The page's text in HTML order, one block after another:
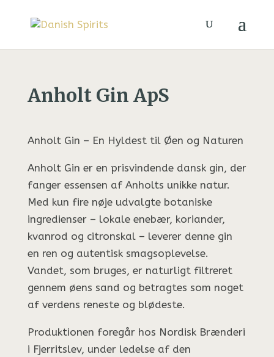
Anholt Gin ApS
Anholt Gin – En Hyldest til Øen og Naturen
Anholt Gin er en prisvindende dansk gin, der
fanger essensen af Anholts unikke natur.
Med kun fire nøje udvalgte botaniske
ingredienser – lokale enebær, koriander,
kvanrod og citronskal – leverer denne gin
en ren og autentisk smagsoplevelse.
Vandet, som bruges, er naturligt filtreret
gennem øens sand og betragtes som noget
af verdens reneste og blødeste.
Produktionen foregår hos Nordisk Brænderi
i Fjerritslev, under ledelse af den